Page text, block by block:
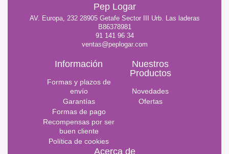
Pep Logar
AV. Europa, 232 28905 Getafe Sector III Urb. Las laderas
B86378981
91 141 96 34
ventas@peplogar.com
Información
Formas y plazos de
envío
Garantías
Formas de pago
Recompensas por ser
buen cliente
Política de cookies
Nuestros
Productos
Novedades
Ofertas
Acerca de